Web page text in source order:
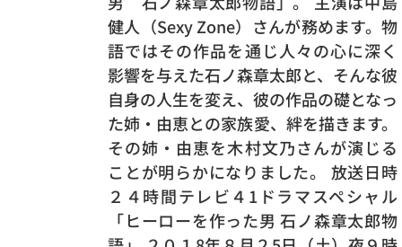
健人（Sexy Zone）さんが務めます。物
語ではその作品を通じ人々の心に深く
影響を与えた石ノ森章太郎と、そんな彼
自身の人生を変え、彼の作品の礎となっ
た姉・由恵との家族愛、絆を描きます。
その姉・由恵を木村文乃さんが演じる
ことが明らかになりました。 放送日時
２４時間テレビ４1ドラマスペシャル
「ヒーローを作った男 石ノ森章太郎物